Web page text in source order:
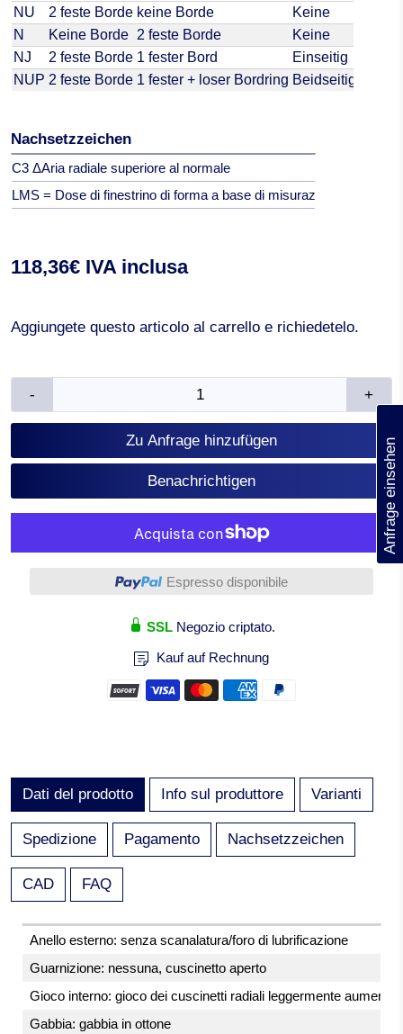
NU
2 feste Borde keine Borde
Keine
N
Keine Borde 2 feste Borde
Keine
NJ
2 feste Borde 1 fester Bord
Einseitig
NUP 2 feste Borde 1 fester + loser Bordring Beidseitig
Nachsetzzeichen
C3 ΔAria radiale superiore al normale
LMS = Dose di finestrino di forma a base di misurazione, in
118,36€ IVA inclusa
Aggiungete questo articolo al carrello e richiedetelo.
- +
Zu Anfrage hinzufügen
Benachrichtigen
Altre opzioni di pagamento
Espresso disponibile
SSLNegozio criptato.
Kauf auf Rechnung
Dati del prodotto Info sul produttore Varianti
Spedizione Pagamento Nachsetzzeichen
CAD FAQ
Anello esterno: senza scanalatura/foro di lubrificazione
Guarnizione: nessuna, cuscinetto aperto
Gioco interno: gioco dei cuscinetti radiali leggermente
Gabbia: gabbia in ottone
Anfrage einsehen